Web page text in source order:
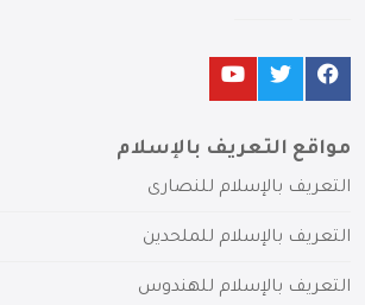
مواقع التعريف بالإسلام
التعريف بالإسلام للنصارى
التعريف بالإسلام للملحدين
التعريف بالإسلام للهندوس